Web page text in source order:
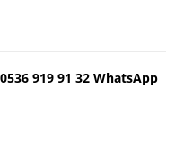
919 91 32 WhatsApp